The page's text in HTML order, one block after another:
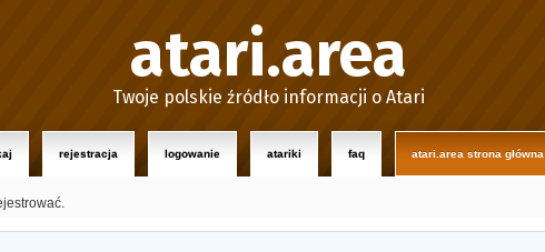
atari.area
Twoje polskie źródło informacji o Atari
rejestracja logowanie atariki faq atari.area strona główna